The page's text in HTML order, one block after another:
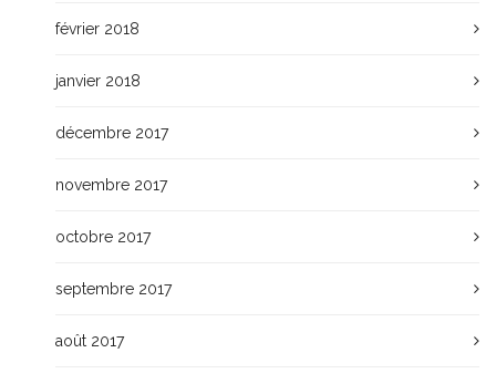
février 2018
janvier 2018
décembre 2017
novembre 2017
octobre 2017
septembre 2017
août 2017